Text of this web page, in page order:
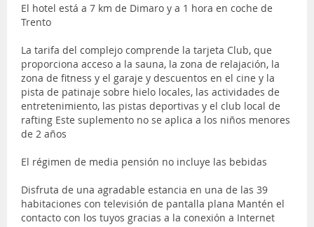
El hotel está a 7 km de Dimaro y a 1 hora en coche de
Trento
La tarifa del complejo comprende la tarjeta Club, que
proporciona acceso a la sauna, la zona de relajación, la
zona de fitness y el garaje y descuentos en el cine y la
pista de patinaje sobre hielo locales, las actividades de
entretenimiento, las pistas deportivas y el club local de
rafting Este suplemento no se aplica a los niños menores
de 2 años
El régimen de media pensión no incluye las bebidas
Disfruta de una agradable estancia en una de las 39
habitaciones con televisión de pantalla plana Mantén el
contacto con los tuyos gracias a la conexión a Internet